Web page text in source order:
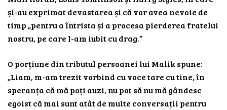
și-au exprimat devastarea și că vor avea nevoie de
timp „pentru a întrista și a procesa pierderea fratelui
nostru, pe care l-am iubit cu drag.”
O porțiune din tributul persoanei lui Malik spune:
„Liam, m-am trezit vorbind cu voce tare cu tine, în
speranța că mă poți auzi, nu pot să nu mă gândesc
egoist că mai sunt atât de multe conversații pentru